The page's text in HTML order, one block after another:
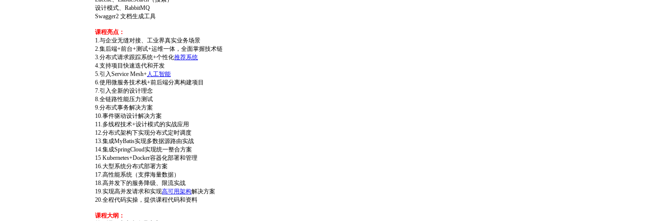
设计模式、RabbitMQ
Swagger2 文档生成工具
课程亮点：
1.与企业无缝对接、工业界真实业务场景
2.集后端+前台+测试+运维一体，全面掌握技术链
3.分布式请求跟踪系统+个性化推荐系统
4.支持项目快速迭代和开发
5.引入Service Mesh+人工智能
6.使用微服务技术栈+前后端分离构建项目
7.引入全新的设计理念
8.全链路性能压力测试
9.分布式事务解决方案
10.事件驱动设计解决方案
11.多线程技术+设计模式的实战应用
12.分布式架构下实现分布式定时调度
13.集成MyBatis实现多数据源路由实战
14.集成SpringCloud实现统一整合方案
15 Kubernetes+Docker容器化部署和管理
16.大型系统分布式部署方案
17.高性能系统（支撑海量数据）
18.高并发下的服务降级、限流实战
19.实现高并发请求和实现高可用架构解决方案
20.全程代码实操，提供课程代码和资料
课程大纲：